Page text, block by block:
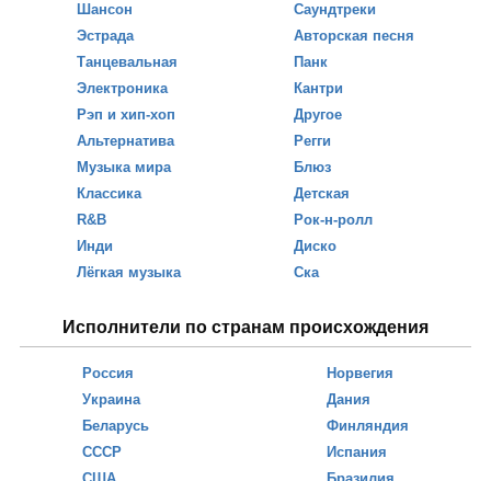
Шансон
Эстрада
Танцевальная
Электроника
Рэп и хип-хоп
Альтернатива
Музыка мира
Классика
R&B
Инди
Лёгкая музыка
Саундтреки
Авторская песня
Панк
Кантри
Другое
Регги
Блюз
Детская
Рок-н-ролл
Диско
Ска
Исполнители по странам происхождения
Россия
Украина
Беларусь
СССР
Норвегия
Дания
Финляндия
Испания